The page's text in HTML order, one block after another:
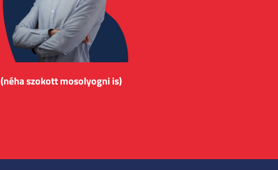
(néha szokott mosolyogni is)